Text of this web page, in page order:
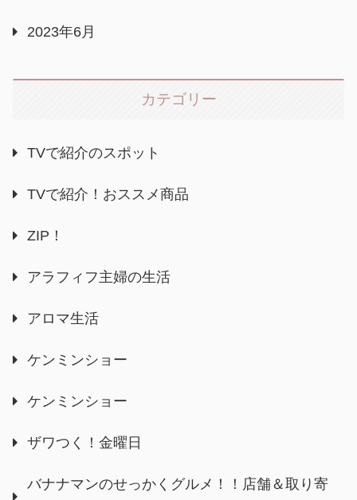
2023年6月
カテゴリー
TVで紹介のスポット
TVで紹介！おススメ商品
ZIP！
アラフィフ主婦の生活
アロマ生活
ケンミンショー
ケンミンショー
ザワつく！金曜日
バナナマンのせっかくグルメ！！店舗＆取り寄